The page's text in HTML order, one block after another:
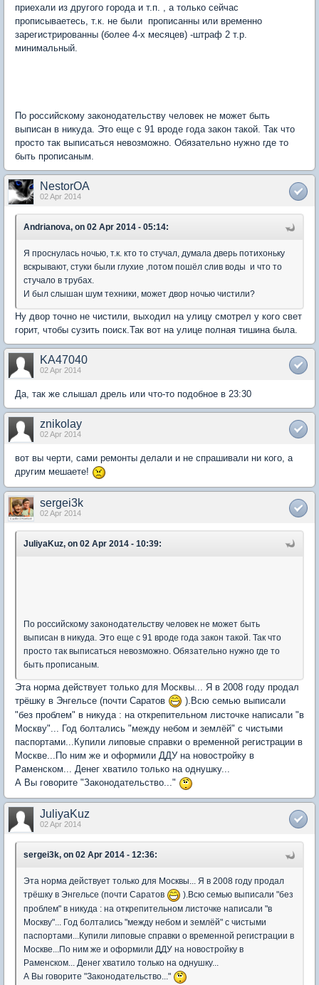
приехали из другого города и т.п. , а только сейчас
прописываетесь, т.к. не были прописанны или временно
зарегистрированны (более 4-х месяцев) -штраф 2 т.р.
минимальный.
По российскому законодательству человек не может быть
выписан в никуда. Это еще с 91 вроде года закон такой. Так что
просто так выписаться невозможно. Обязательно нужно где то
быть прописаным.
NestorOA
02 Apr 2014
Andrianova, on 02 Apr 2014 - 05:14:
Я проснулась ночью, т.к. кто то стучал, думала дверь потихоньку
вскрывают, стуки были глухие ,потом пошёл слив воды и что то
стучало в трубах.
И был слышан шум техники, может двор ночью чистили?
Ну двор точно не чистили, выходил на улицу смотрел у кого свет
горит, чтобы сузить поиск.Так вот на улице полная тишина была.
KA47040
02 Apr 2014
Да, так же слышал дрель или что-то подобное в 23:30
znikolay
02 Apr 2014
вот вы черти, сами ремонты делали и не спрашивали ни кого, а
другим мешаете!
sergei3k
02 Apr 2014
JuliyaKuz, on 02 Apr 2014 - 10:39:
По российскому законодательству человек не может быть
выписан в никуда. Это еще с 91 вроде года закон такой. Так что
просто так выписаться невозможно. Обязательно нужно где то
быть прописаным.
Эта норма действует только для Москвы... Я в 2008 году продал
трёшку в Энгельсе (почти Саратов
).Всю семью выписали
"без проблем" в никуда : на открепительном листочке написали "в
Москву"... Год болтались "между небом и землёй" с чистыми
паспортами...Купили липовые справки о временной регистрации в
Москве...По ним же и оформили ДДУ на новостройку в
Раменском... Денег хватило только на однушку...
А Вы говорите "Законодательство..."
JuliyaKuz
02 Apr 2014
sergei3k, on 02 Apr 2014 - 12:36:
Эта норма действует только для Москвы... Я в 2008 году продал
трёшку в Энгельсе (почти Саратов
).Всю семью выписали "без
проблем" в никуда : на открепительном листочке написали "в
Москву"... Год болтались "между небом и землёй" с чистыми
паспортами...Купили липовые справки о временной регистрации в
Москве...По ним же и оформили ДДУ на новостройку в
Раменском... Денег хватило только на однушку...
А Вы говорите "Законодательство..."